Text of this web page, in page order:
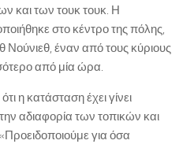
και των τουκ τουκ. Η
στο κέντρο της πόλης,
έναν από τους κύριους
από μία ώρα.
η κατάσταση έχει γίνει
αδιαφορία των τοπικών και
για όσα